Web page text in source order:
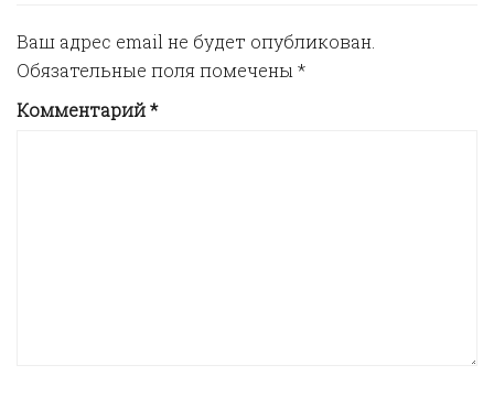
a
v
Ваш адрес email не будет опубликован.
Обязательные поля помечены *
Комментарий*